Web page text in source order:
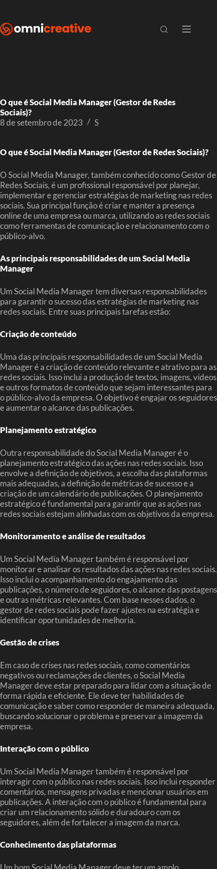
O que é Social Media Manager (Gestor de Redes
Sociais)?
8 de setembro de 2023
S
O que é Social Media Manager (Gestor de Redes Sociais)?
O Social Media Manager, também conhecido como Gestor de
Redes Sociais, é um profissional responsável por planejar,
implementar e gerenciar estratégias de marketing nas redes
sociais. Sua principal função é criar e manter a presença
online de uma empresa ou marca, utilizando as redes sociais
como ferramentas de comunicação e relacionamento com o
público-alvo.
As principais responsabilidades de um Social Media
Manager
Um Social Media Manager tem diversas responsabilidades
para garantir o sucesso das estratégias de marketing nas
redes sociais. Entre suas principais tarefas estão:
Criação de conteúdo
Uma das principais responsabilidades de um Social Media
Manager é a criação de conteúdo relevante e atrativo para as
redes sociais. Isso inclui a produção de textos, imagens, vídeos
e outros formatos de conteúdo que sejam interessantes para
o público-alvo da empresa. O objetivo é engajar os seguidores
e aumentar o alcance das publicações.
Planejamento estratégico
Outra responsabilidade do Social Media Manager é o
planejamento estratégico das ações nas redes sociais. Isso
envolve a definição de objetivos, a escolha das plataformas
mais adequadas, a definição de métricas de sucesso e a
criação de um calendário de publicações. O planejamento
estratégico é fundamental para garantir que as ações nas
redes sociais estejam alinhadas com os objetivos da empresa.
Monitoramento e análise de resultados
Um Social Media Manager também é responsável por
monitorar e analisar os resultados das ações nas redes sociais.
Isso inclui o acompanhamento do engajamento das
publicações, o número de seguidores, o alcance das postagens
e outras métricas relevantes. Com base nesses dados, o
gestor de redes sociais pode fazer ajustes na estratégia e
identificar oportunidades de melhoria.
Gestão de crises
Em caso de crises nas redes sociais, como comentários
negativos ou reclamações de clientes, o Social Media
Manager deve estar preparado para lidar com a situação de
forma rápida e eficiente. Ele deve ter habilidades de
comunicação e saber como responder de maneira adequada,
buscando solucionar o problema e preservar a imagem da
empresa.
Interação com o público
Um Social Media Manager também é responsável por
interagir com o público nas redes sociais. Isso inclui responder
comentários, mensagens privadas e mencionar usuários em
publicações. A interação com o público é fundamental para
criar um relacionamento sólido e duradouro com os
seguidores, além de fortalecer a imagem da marca.
Conhecimento das plataformas